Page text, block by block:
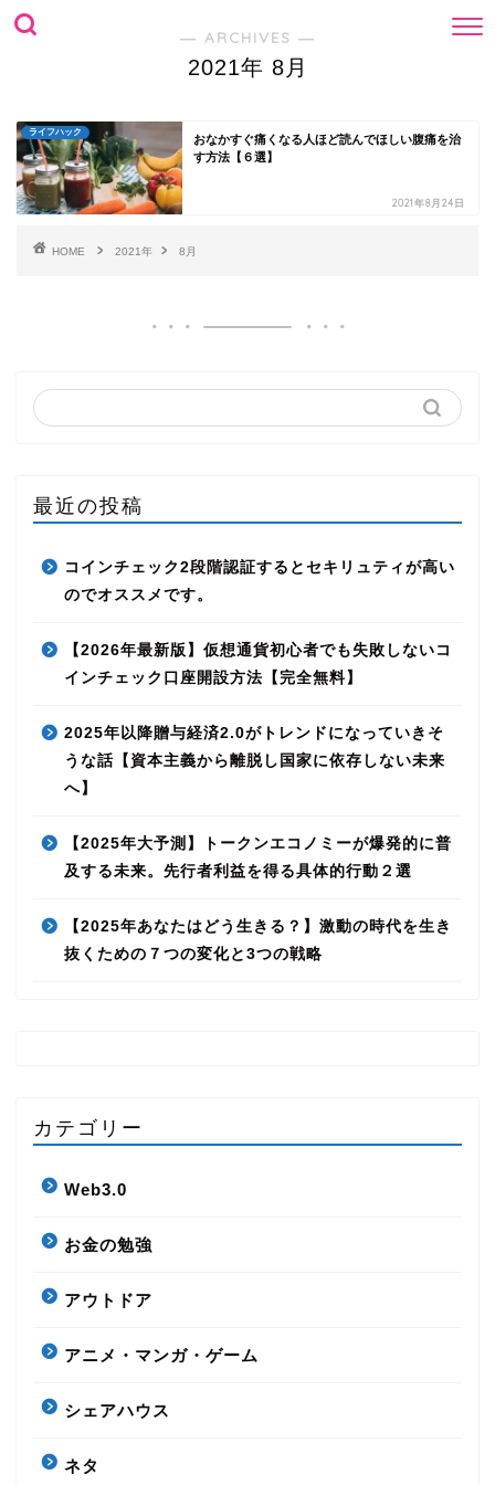
― ARCHIVES ―
2021年 8月
ライフハック
おなかすぐ痛くなる人ほど読んでほしい腹痛を治
す方法【６選】
2021年8月24日
HOME 2021年 8月
最近の投稿
コインチェック2段階認証するとセキリュティが高い
のでオススメです。
【2026年最新版】仮想通貨初心者でも失敗しないコ
インチェック口座開設方法【完全無料】
2025年以降贈与経済2.0がトレンドになっていきそ
うな話【資本主義から離脱し国家に依存しない未来
へ】
【2025年大予測】トークンエコノミーが爆発的に普
及する未来。先行者利益を得る具体的行動２選
【2025年あなたはどう生きる？】激動の時代を生き
抜くための７つの変化と3つの戦略
カテゴリー
Web3.0
お金の勉強
アウトドア
アニメ・マンガ・ゲーム
シェアハウス
ネタ
さじのきブログとは